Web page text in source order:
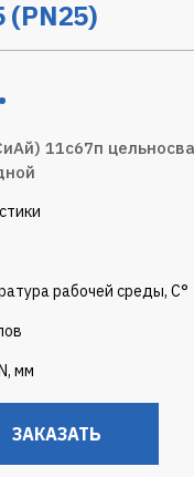
(PN25)
11с67п
рабочей среды, С°
мм
ЗАКАЗАТЬ